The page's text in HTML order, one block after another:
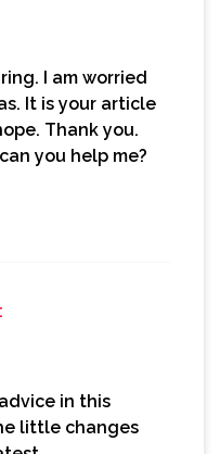
I am worried
It is your article
Thank you.
you help me?
in this
little changes